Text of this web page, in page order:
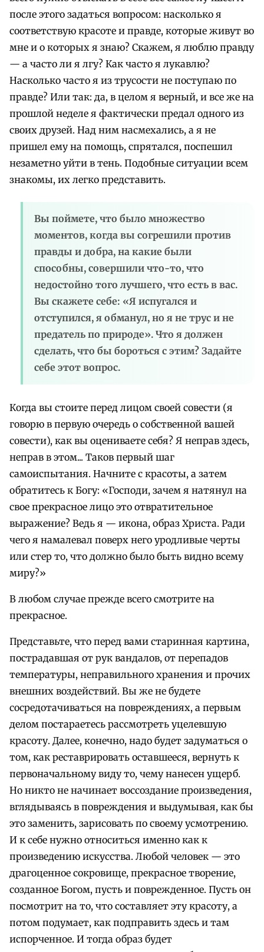
после этого задаться вопросом: насколько я
соответствую красоте и правде, которые живут во
мне и о которых я знаю? Скажем, я люблю правду
— а часто ли я лгу? Как часто я лукавлю?
Насколько часто я из трусости не поступаю по
правде? Или так: да, в целом я верный, и все же на
прошлой неделе я фактически предал одного из
своих друзей. Над ним насмехались, а я не
пришел ему на помощь, спрятался, поспешил
незаметно уйти в тень. Подобные ситуации всем
знакомы, их легко представить.
Вы поймете, что было множество
моментов, когда вы согрешили против
правды и добра, на какие были
способны, совершили что-то, что
недостойно того лучшего, что есть в вас.
Вы скажете себе: «Я испугался и
отступился, я обманул, но я не трус и не
предатель по природе». Что я должен
сделать, что бы бороться с этим? Задайте
себе этот вопрос.
Когда вы стоите перед лицом своей совести (я
говорю в первую очередь о собственной вашей
совести), как вы оцениваете себя? Я неправ здесь,
неправ в этом... Таков первый шаг
самоиспытания. Начните с красоты, а затем
обратитесь к Богу: «Господи, зачем я натянул на
свое прекрасное лицо это отвратительное
выражение? Ведь я — икона, образ Христа. Ради
чего я намалевал поверх него уродливые черты
или стер то, что должно было быть видно всему
миру?»
В любом случае прежде всего смотрите на
прекрасное.
Представьте, что перед вами старинная картина,
пострадавшая от рук вандалов, от перепадов
температуры, неправильного хранения и прочих
внешних воздействий. Вы же не будете
сосредотачиваться на повреждениях, а первым
делом постараетесь рассмотреть уцелевшую
красоту. Далее, конечно, надо будет задуматься о
том, как реставрировать оставшееся, вернуть к
первоначальному виду то, чему нанесен ущерб.
Но никто не начинает воссоздание произведения,
вглядываясь в повреждения и выдумывая, как бы
это заменить, зарисовать по своему усмотрению.
И к себе нужно относиться именно как к
произведению искусства. Любой человек — это
драгоценное сокровище, прекрасное творение,
созданное Богом, пусть и поврежденное. Пусть он
посмотрит на то, что составляет эту красоту, а
потом подумает, как подправить здесь и там
испорченное. И тогда образ будет